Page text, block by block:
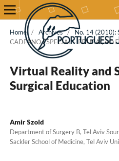
Home / Archives / No. 14 (2010):
CADERNO ESPECIAL – EDUCAÇÃO
Virtual Reality and
Surgical Education
Amir Szold
Department of Surgery B, Tel Aviv
Sackler School of Medicine, Tel Aviv